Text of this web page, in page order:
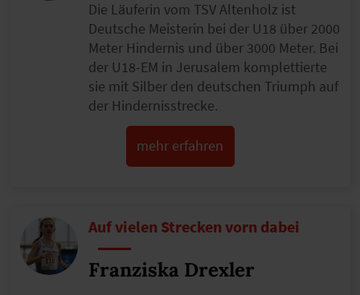
Die Läuferin vom TSV Altenholz ist
Deutsche Meisterin bei der U18 über 2000
Meter Hindernis und über 3000 Meter. Bei
der U18-EM in Jerusalem komplettierte
sie mit Silber den deutschen Triumph auf
der Hindernisstrecke.
mehr erfahren
Auf vielen Strecken vorn dabei
Franziska Drexler